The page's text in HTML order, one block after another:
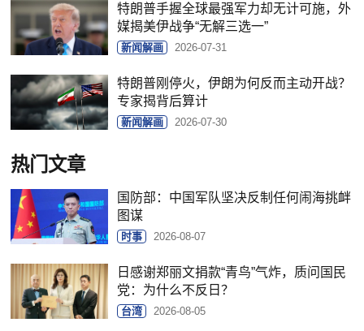
特朗普手握全球最强军力却无计可施，外
媒揭美伊战争“无解三选一”
新闻解画 2026-07-31
特朗普刚停火，伊朗为何反而主动开战？
专家揭背后算计
新闻解画 2026-07-30
热门文章
国防部：中国军队坚决反制任何闹海挑衅
图谋
时事 2026-08-07
日感谢郑丽文捐款“青鸟”气炸，质问国民
党：为什么不反日？
台湾 2026-08-05